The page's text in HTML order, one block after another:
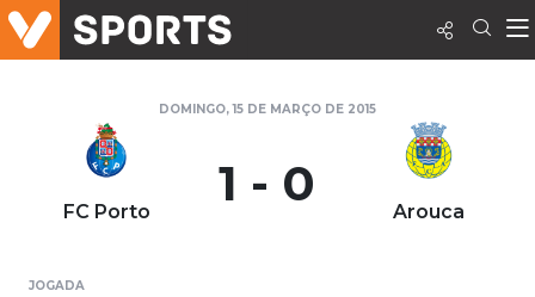
DOMINGO, 15 DE MARÇO DE 2015
FC Porto 1 - 0 Arouca
JOGADA